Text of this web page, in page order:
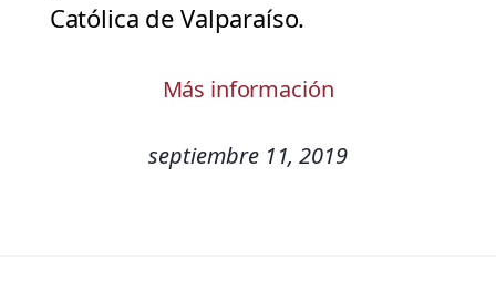
Católica de Valparaíso.
Más información
septiembre 11, 2019